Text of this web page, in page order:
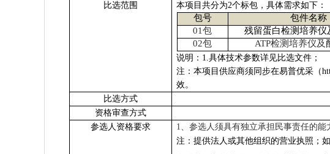
比选范围
本项目共分为2个标包，具体需求如下：
包号 包件名称
01包 残留蛋白检测培养仪
02包 ATP检测培养仪及
说明：1.具体技术参数详见比选文件；
注：本项目供应商须同步在易普优采（
效。
比选方式
资格审查方式
参选人资格要求
1、参选人须具有独立承担民事责任的能
注：提供法人或其他组织的营业执照；